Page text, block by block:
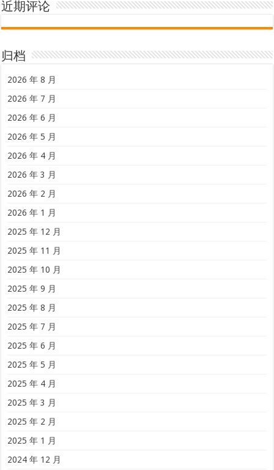
近期评论
归档
2026 年 8 月
2026 年 7 月
2026 年 6 月
2026 年 5 月
2026 年 4 月
2026 年 3 月
2026 年 2 月
2026 年 1 月
2025 年 12 月
2025 年 11 月
2025 年 10 月
2025 年 9 月
2025 年 8 月
2025 年 7 月
2025 年 6 月
2025 年 5 月
2025 年 4 月
2025 年 3 月
2025 年 2 月
2025 年 1 月
2024 年 12 月